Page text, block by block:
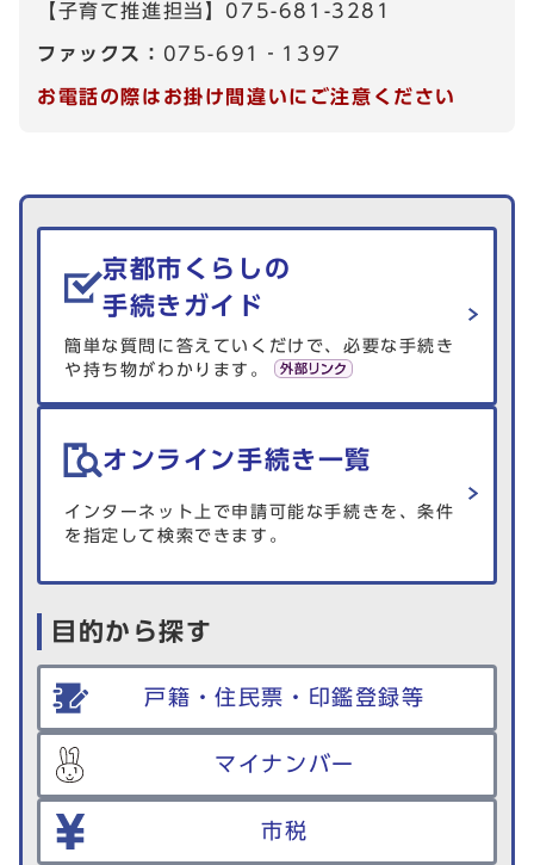
【子育て推進担当】075-681-3281
ファックス： 075-691‐1397
お電話の際はお掛け間違いにご注意ください
生活情報を探す
京都市くらしの
手続きガイド
簡単な質問に答えていくだけで、必要な手続き
や持ち物がわかります。
オンライン手続き一覧
インターネット上で申請可能な手続きを、条件
を指定して検索できます。
目的から探す
戸籍・住民票・印鑑登録等
マイナンバー
市税